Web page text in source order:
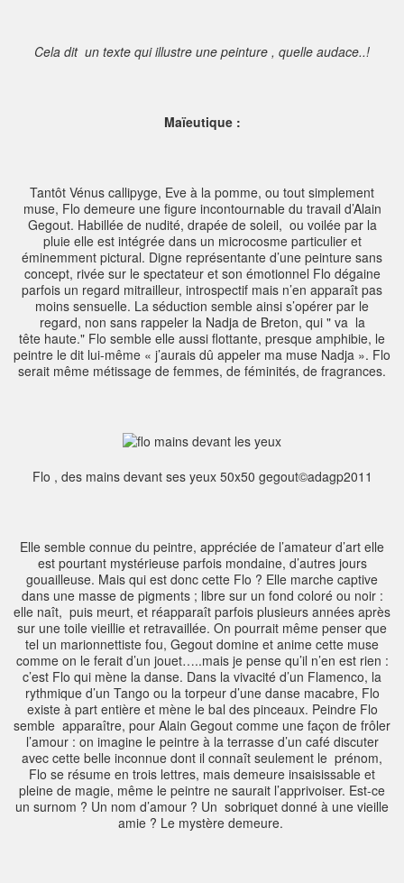
Cela dit un texte qui illustre une peinture , quelle audace..!
Maïeutique :
Tantôt Vénus callipyge, Eve à la pomme, ou tout simplement
muse, Flo demeure une figure incontournable du travail d’Alain
Gegout. Habillée de nudité, drapée de soleil, ou voilée par la
pluie elle est intégrée dans un microcosme particulier et
éminemment pictural. Digne représentante d’une peinture sans
concept, rivée sur le spectateur et son émotionnel Flo dégaine
parfois un regard mitrailleur, introspectif mais n’en apparaît pas
moins sensuelle. La séduction semble ainsi s’opérer par le
regard, non sans rappeler la Nadja de Breton, qui " va la
tête haute." Flo semble elle aussi flottante, presque amphibie, le
peintre le dit lui-même « j’aurais dû appeler ma muse Nadja ». Flo
serait même métissage de femmes, de féminités, de fragrances.
Flo , des mains devant ses yeux 50x50 gegout©adagp2011
Elle semble connue du peintre, appréciée de l’amateur d’art elle
est pourtant mystérieuse parfois mondaine, d’autres jours
gouailleuse. Mais qui est donc cette Flo ? Elle marche captive
dans une masse de pigments ; libre sur un fond coloré ou noir :
elle naît, puis meurt, et réapparaît parfois plusieurs années après
sur une toile vieillie et retravaillée. On pourrait même penser que
tel un marionnettiste fou, Gegout domine et anime cette muse
comme on le ferait d’un jouet…..mais je pense qu’il n’en est rien :
c’est Flo qui mène la danse. Dans la vivacité d’un Flamenco, la
rythmique d’un Tango ou la torpeur d’une danse macabre, Flo
existe à part entière et mène le bal des pinceaux. Peindre Flo
semble apparaître, pour Alain Gegout comme une façon de frôler
l’amour : on imagine le peintre à la terrasse d’un café discuter
avec cette belle inconnue dont il connaît seulement le prénom,
Flo se résume en trois lettres, mais demeure insaisissable et
pleine de magie, même le peintre ne saurait l’apprivoiser. Est-ce
un surnom ? Un nom d’amour ? Un sobriquet donné à une vieille
amie ? Le mystère demeure.